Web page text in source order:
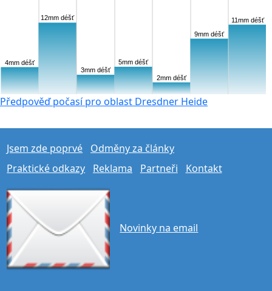
4mm déšť
12mm déšť
3mm déšť
5mm déšť
2mm déšť
9mm déšť
11mm déšť
Předpověď počasí pro oblast Dresdner Heide
Jsem zde poprvé
Odměny za články
Praktické odkazy
Reklama Partneři Kontakt
Novinky na email